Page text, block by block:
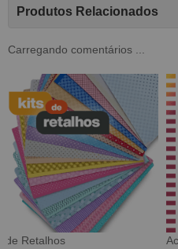
Produtos Relacionados
Carregando comentários ...
Tecido Digital